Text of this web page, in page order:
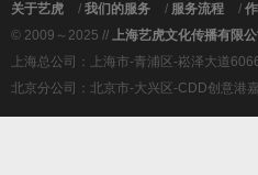
关于艺虎 / 我们的服务 / 服务流程 /
© 2009～2025 // 上海艺虎文化传播有限公
上海总公司：上海市-青浦区-崧泽大道
北京分公司：北京市-大兴区-CDD创意港